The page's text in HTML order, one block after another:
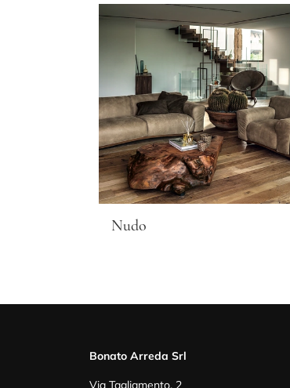
Nudo
Bonato Arreda Srl
Via Tagliamento, 2